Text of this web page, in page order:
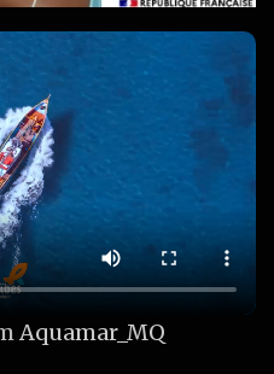
Aquamar_MQ